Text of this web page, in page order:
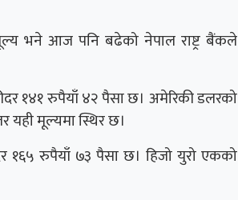
भने आज पनि बढेको नेपाल राष्ट्र बैंकले
१४१ रुपैयाँ ४२ पैसा छ। अमेरिकी डलरको
यही मूल्यमा स्थिर छ।
१६५ रुपैयाँ ७३ पैसा छ। हिजो युरो एकको